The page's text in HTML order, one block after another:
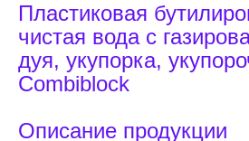
Пластиковая
чистая вода с
дуя, укупорка,
Combiblock
Описание продукции